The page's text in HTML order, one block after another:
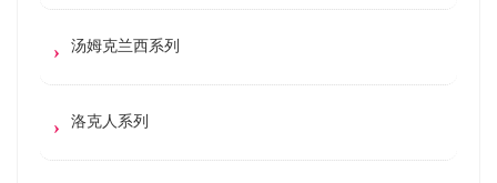
汤姆克兰西系列
洛克人系列